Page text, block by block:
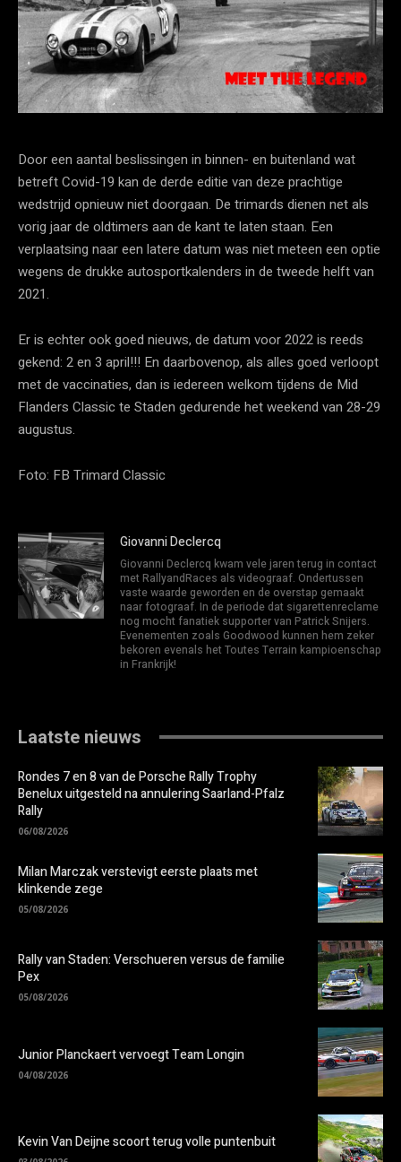
Door een aantal beslissingen in binnen- en buitenland wat
betreft Covid-19 kan de derde editie van deze prachtige
wedstrijd opnieuw niet doorgaan. De trimards dienen net als
vorig jaar de oldtimers aan de kant te laten staan. Een
verplaatsing naar een latere datum was niet meteen een optie
wegens de drukke autosportkalenders in de tweede helft van
2021.
Er is echter ook goed nieuws, de datum voor 2022 is reeds
gekend: 2 en 3 april!!! En daarbovenop, als alles goed verloopt
met de vaccinaties, dan is iedereen welkom tijdens de Mid
Flanders Classic te Staden gedurende het weekend van 28-29
augustus.
Foto: FB Trimard Classic
Giovanni Declercq
Giovanni Declercq kwam vele jaren terug in contact
met RallyandRaces als videograaf. Ondertussen
vaste waarde geworden en de overstap gemaakt
naar fotograaf. In de periode dat sigarettenreclame
nog mocht fanatiek supporter van Patrick Snijers.
Evenementen zoals Goodwood kunnen hem zeker
bekoren evenals het Toutes Terrain kampioenschap
in Frankrijk!
Laatste nieuws
Rondes 7 en 8 van de Porsche Rally Trophy
Benelux uitgesteld na annulering Saarland-Pfalz
Rally
06/08/2026
Milan Marczak verstevigt eerste plaats met
klinkende zege
05/08/2026
Rally van Staden: Verschueren versus de familie
Pex
05/08/2026
Junior Planckaert vervoegt Team Longin
04/08/2026
Kevin Van Deijne scoort terug volle puntenbuit